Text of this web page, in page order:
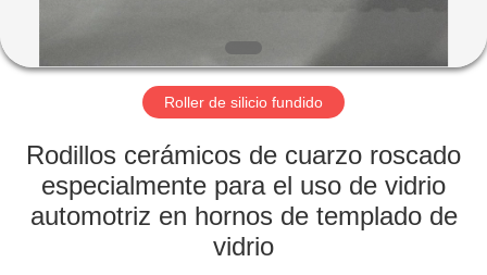
VISITA
LA
FÁBRICA
Roller de silicio fundido
Rodillos cerámicos de cuarzo roscado
especialmente para el uso de vidrio
automotriz en hornos de templado de
vidrio